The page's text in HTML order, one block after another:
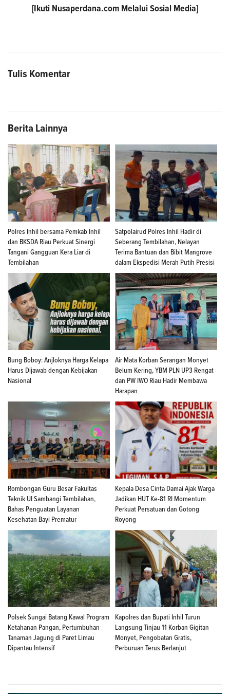
[Ikuti Nusaperdana.com Melalui Sosial Media]
Tulis Komentar
Berita Lainnya
Polres Inhil bersama Pemkab Inhil
dan BKSDA Riau Perkuat Sinergi
Tangani Gangguan Kera Liar di
Tembilahan
Satpolairud Polres Inhil Hadir di
Seberang Tembilahan, Nelayan
Terima Bantuan dan Bibit Mangrove
dalam Ekspedisi Merah Putih Presisi
Bung Boboy: Anjloknya Harga Kelapa
Harus Dijawab dengan Kebijakan
Nasional
Air Mata Korban Serangan Monyet
Belum Kering, YBM PLN UP3 Rengat
dan PW IWO Riau Hadir Membawa
Harapan
Rombongan Guru Besar Fakultas
Teknik UI Sambangi Tembilahan,
Bahas Penguatan Layanan
Kesehatan Bayi Prematur
Kepala Desa Cinta Damai Ajak Warga
Jadikan HUT Ke-81 RI Momentum
Perkuat Persatuan dan Gotong
Royong
Polsek Sungai Batang Kawal Program
Ketahanan Pangan, Pertumbuhan
Tanaman Jagung di Paret Limau
Dipantau Intensif
Kapolres dan Bupati Inhil Turun
Langsung Tinjau 11 Korban Gigitan
Monyet, Pengobatan Gratis,
Perburuan Terus Berlanjut